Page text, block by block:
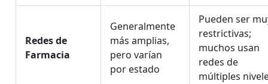
Redes de
Farmacia
Generalmente
más amplias,
pero varían
por estado
Pueden ser
restrictivas;
muchos usan
redes de
múltiples